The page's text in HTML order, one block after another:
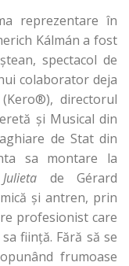
reprezentare în
Kálmán a fost
spectacol de
colaborator deja
directorul
şi Musical din
de Stat din
sa montare la
de Gérard
şi antren, prin
profesionist care
fiinţă. Fără să se
frumoase